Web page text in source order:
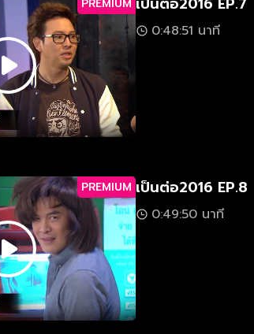
PREMIUM
0:48:51 นาที
PREMIUM เป็นต่อ2016 EP.8
0:49:50 นาที